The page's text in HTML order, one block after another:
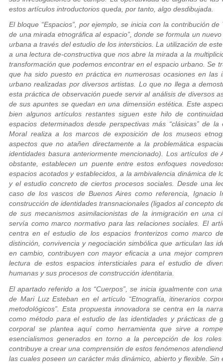
estos artículos introductorios queda, por tanto, algo desdibujada.
El bloque “Espacios”, por ejemplo, se inicia con la contribución
de una mirada etnográfica al espacio”, donde se formula un
urbana a través del estudio de los intersticios. La utilización de
a una lectura de-constructiva que nos abre la mirada a la
transformación que podemos encontrar en el espacio urbano. Se
que ha sido puesto en práctica en numerosas ocasiones en las
urbano realizadas por diversos artistas. Lo que no llega a
esta práctica de observación puede servir al análisis de diversos
de sus apuntes se quedan en una dimensión estética. Este
bien algunos artículos restantes siguen este hilo de
espacios determinados desde perspectivas más “clásicas” de
Moral realiza a los marcos de exposición de los museos
aspectos que no atañen directamente a la problemática
identidades basura anteriormente mencionado). Los artículos
obstante, establecen un puente entre estos enfoques
espacios acotados y establecidos, a la ambivalencia dinámica de
y el estudio concreto de ciertos procesos sociales. Desde una
caso de los vascos de Buenos Aires como referencia, Ignacio
construcción de identidades transnacionales (ligados al concepto
de sus mecanismos asimilacionistas de la inmigración en una
servía como marco normativo para las relaciones sociales. El
centra en el estudio de los espacios fronterizos como marco
distinción, convivencia y negociación simbólica que articulan las
en cambio, contribuyen con mayor eficacia a una mejor
lectura de estos espacios intersticiales para el estudio de
humanas y sus procesos de construcción identitaria.
El apartado referido a los “Cuerpos”, se inicia igualmente con
de Mari Luz Esteban en el artículo “Etnografía, itinerarios
metodológicos”. Esta propuesta innovadora se centra en la
como método para el estudio de las identidades y prácticas de
corporal se plantea aquí como herramienta que sirve a
esencialismos generados en torno a la percepción de los
contribuye a crear una comprensión de estos fenómenos
las cuales poseen un carácter más dinámico, abierto y flexible.